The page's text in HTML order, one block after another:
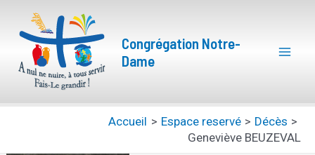
contenu
Congrégation Notre-
Dame
Accueil Espace reservé
Décès
Geneviève BEUZEVAL